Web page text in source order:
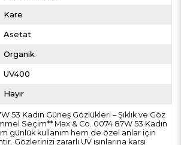
Kare
Asetat
Organik
UV400
Hayır
53 Kadın Güneş Gözlükleri – Şıklık ve Göz
Seçim** Max & Co. 0074 87W 53 Kadın
günlük kullanım hem de özel anlar için
Gözlerinizi zararlı UV ışınlarına karşı